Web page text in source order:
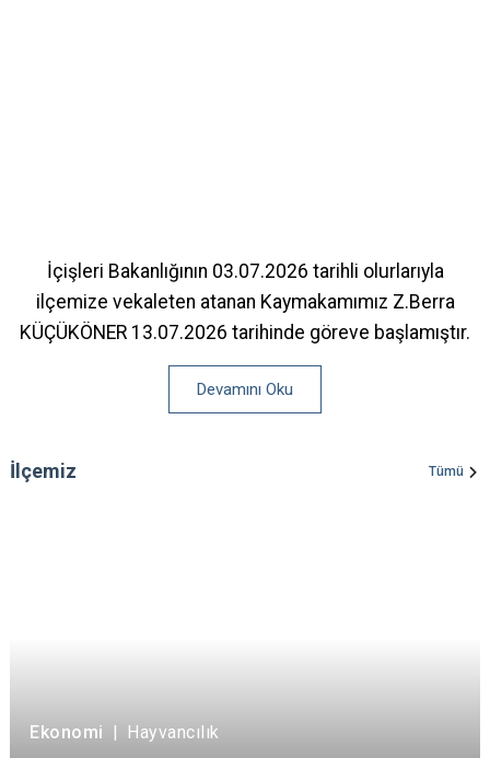
İçişleri Bakanlığının 03.07.2026 tarihli olurlarıyla
ilçemize vekaleten atanan Kaymakamımız Z.Berra
KÜÇÜKÖNER 13.07.2026 tarihinde göreve başlamıştır.
Devamını Oku
İlçemiz Tümü
Ekonomi | Hayvancılık